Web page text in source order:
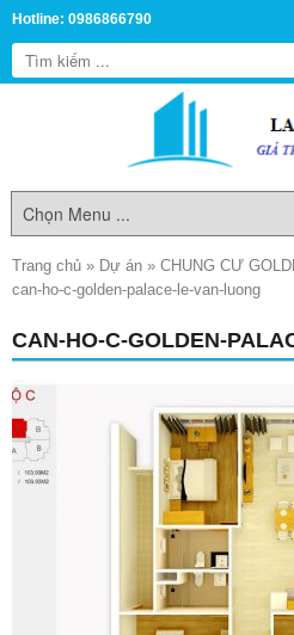
Hotline: 0986866790
Trang chủ » Dự án » CHUNG CƯ
can-ho-c-golden-palace-le-van-luong
CAN-HO-C-GOLDEN-